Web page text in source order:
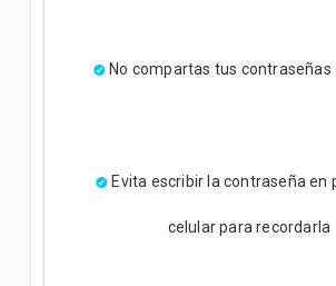
No compartas tus contraseñas
Evita escribir la contraseña en
celular para recordarla